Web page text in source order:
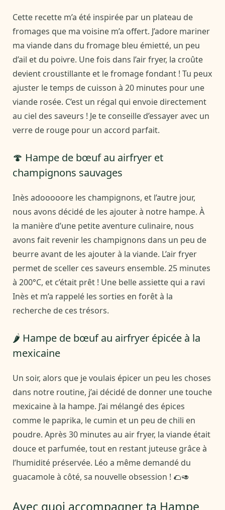
Cette recette m’a été inspirée par un plateau de
fromages que ma voisine m’a offert. J’adore mariner
ma viande dans du fromage bleu émietté, un peu
d’ail et du poivre. Une fois dans l’air fryer, la croûte
devient croustillante et le fromage fondant ! Tu peux
ajuster le temps de cuisson à 20 minutes pour une
viande rosée. C’est un régal qui envoie directement
au ciel des saveurs ! Je te conseille d’essayer avec un
verre de rouge pour un accord parfait.
🍄 Hampe de bœuf au airfryer et
champignons sauvages
Inès adooooore les champignons, et l’autre jour,
nous avons décidé de les ajouter à notre hampe. À
la manière d’une petite aventure culinaire, nous
avons fait revenir les champignons dans un peu de
beurre avant de les ajouter à la viande. L’air fryer
permet de sceller ces saveurs ensemble. 25 minutes
à 200°C, et c’était prêt ! Une belle assiette qui a ravi
Inès et m’a rappelé les sorties en forêt à la
recherche de ces trésors.
🌶️ Hampe de bœuf au airfryer épicée à la
mexicaine
Un soir, alors que je voulais épicer un peu les choses
dans notre routine, j’ai décidé de donner une touche
mexicaine à la hampe. J’ai mélangé des épices
comme le paprika, le cumin et un peu de chili en
poudre. Après 30 minutes au air fryer, la viande était
douce et parfumée, tout en restant juteuse grâce à
l’humidité préservée. Léo a même demandé du
guacamole à côté, sa nouvelle obsession ! 🌮🥑
Avec quoi accompagner ta Hampe